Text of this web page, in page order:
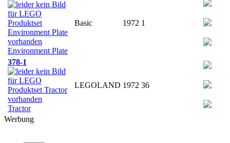
Environment Plate
Basic 1972 1
378-1
Tractor
LEGOLAND 1972 36
Werbung